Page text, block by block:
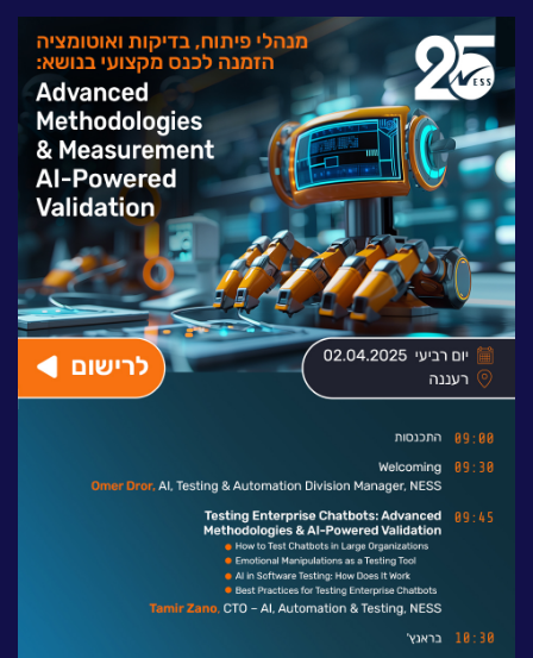
לעבוד בנס
אירועים וכנסים
פודקאסט
נס בכותרות
וובינרים מומלצים
דברו איתנו